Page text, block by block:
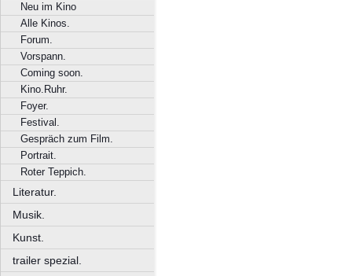
Neu im Kino
Alle Kinos.
Forum.
Vorspann.
Coming soon.
Kino.Ruhr.
Foyer.
Festival.
Gespräch zum Film.
Portrait.
Roter Teppich.
Literatur.
Musik.
Kunst.
trailer spezial.